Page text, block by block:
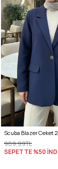
989,99TL
SEPETTE %50